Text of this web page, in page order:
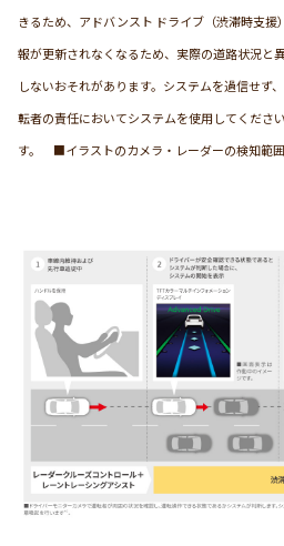
きるため、アドバンスト ドライブ（渋滞時支
報が更新されなくなるため、実際の道路状況と
しないおそれがあります。システムを過信せず
転者の責任においてシステムを使用してくだ
す。 ■イラストのカメラ・レーダーの検知範囲